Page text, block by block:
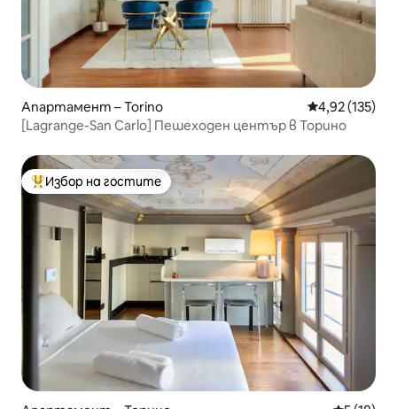
Апартамент – Torino Средна
4,92 (135)
[Lagrange-San Carlo] Пешеходен център в Торино
Най-популярен избор на гостите
Избор на гостите